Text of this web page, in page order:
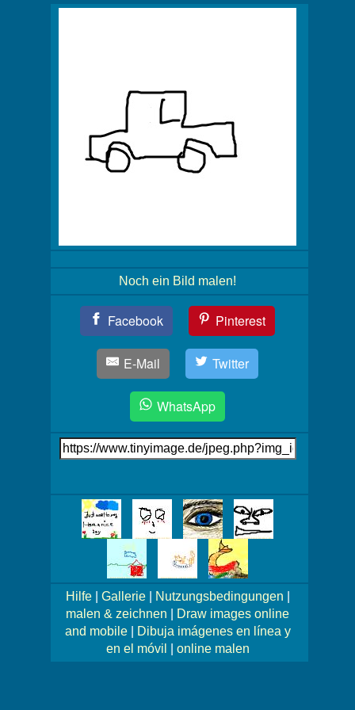
Noch ein Bild malen!
Facebook Pinterest
E-Mail Twitter
WhatsApp
Link
auf's
Mehr
Bilder!
Hilfe| Gallerie| Nutzungsbedingungen
malen & zeichnen
Draw images online
and mobile|
Dibuja imágenes en línea y
en el móvil
online malen